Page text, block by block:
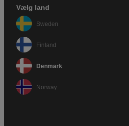
Vælg land
Sweden
Finland
Denmark
Norway